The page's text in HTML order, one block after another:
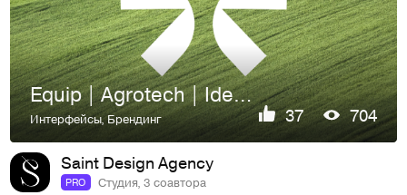
Equip | Agrotech | Identity | Website | UI/UX
Интерфейсы,Брендинг 37 704
Saint Design Agency
PRO Студия, 3 соавтора